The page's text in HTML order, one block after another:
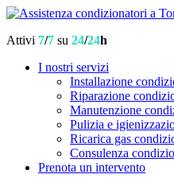
Attivi 7/7 su 24/24h
I nostri servizi
Installazione
Riparazione
Manutenzione
Pulizia e
Ricarica gas
Consulenza
Prenota un intervento